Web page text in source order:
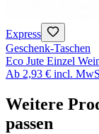
Express
Geschenk-Taschen
Eco Jute Einzel
Ab 2,93 € incl.
Weitere
passen